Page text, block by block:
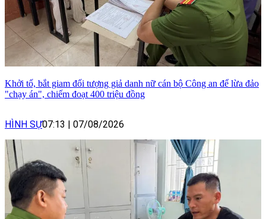
Khởi tố, bắt giam đối tượng giả danh nữ cán bộ Công an để lừa đảo
"chạy án", chiếm đoạt 400 triệu đồng
HÌNH SỰ07:13 07/08/2026